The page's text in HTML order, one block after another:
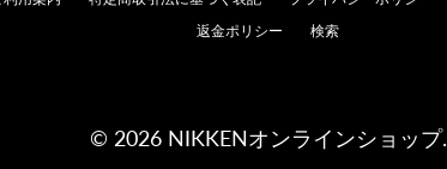
返金ポリシー
検索
© 2026 NIKKENオンラインショップ.